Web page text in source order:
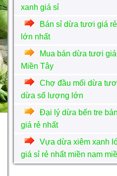
xanh giá sỉ
Bán sỉ dừa tươi giá
lớn nhất
Mua bán dừa tươi
Miền Tây
Chợ đầu mối dừa
dừa số lượng lớn
Đại lý dừa bến tre
giá rẻ nhất
Vựa dừa xiêm xanh
giá sỉ rẻ nhất miền nam